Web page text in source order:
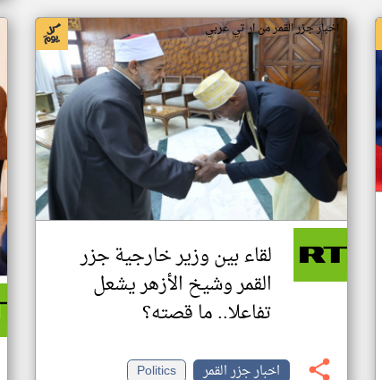
اخبار جزر القمر من ار تي عربي
لقاء بين وزير خارجية جزر
القمر وشيخ الأزهر يشعل
تفاعلا.. ما قصته؟
اخبار جزر القمر
Politics